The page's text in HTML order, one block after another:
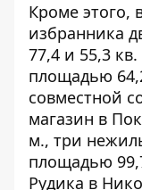
Кроме этого,
избранника
77,4 и 55,3
площадью
совместной
магазин в
м., три
площадью
Рудика в